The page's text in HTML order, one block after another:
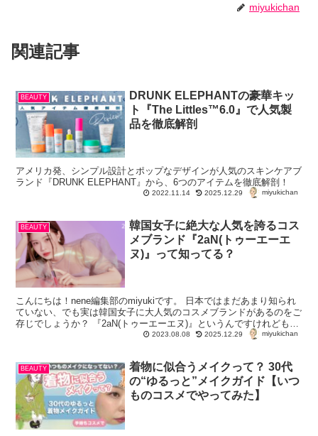
miyukichan
関連記事
BEAUTY
DRUNK ELEPHANTの豪華キッ
ト『The Littles™️6.0』で人気製
品を徹底解剖
アメリカ発、シンプル設計とポップなデザインが人気のスキンケアブ
ランド『DRUNK ELEPHANT』から、6つのアイテムを徹底解剖！
2022.11.14 2025.12.29 miyukichan
BEAUTY
韓国女子に絶大な人気を誇るコス
メブランド『2aN(トゥーエーエ
ヌ)』って知ってる？
こんにちは！nene編集部のmiyukiです。 日本ではまだあまり知られ
ていない、でも実は韓国女子に大人気のコスメブランドがあるのをご
存じでしょうか？ 『2aN(トゥーエーエヌ)』というんですけれども。
2023.08.08 2025.12.29 miyukichan
BEAUTY
着物に似合うメイクって？ 30代
の“ゆるっと”メイクガイド【いつ
ものコスメでやってみた】